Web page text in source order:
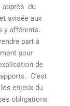
auprès du
avisée aux
y afférents.
part à
pour
de
C’est
enjeux du
obligations